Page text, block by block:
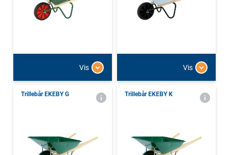
Vis Vis
Trillebår EKEBY G Trillebår EKEBY K